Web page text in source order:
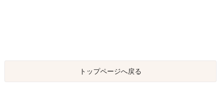
トップページへ戻る